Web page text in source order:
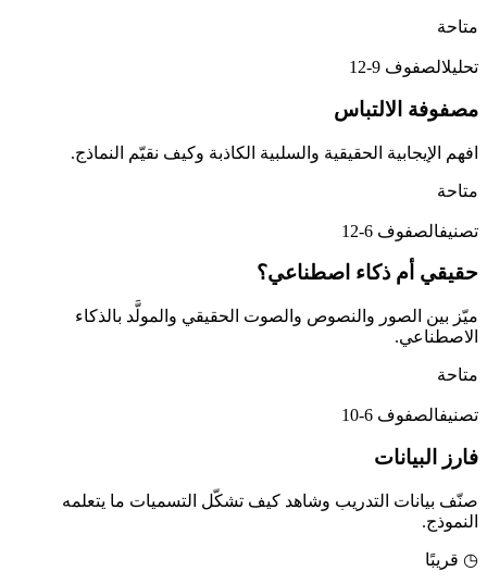
متاحة
تحليلالصفوف 9-12
مصفوفة الالتباس
افهم الإيجابية الحقيقية والسلبية الكاذبة وكيف نقيّم النماذج.
متاحة
تصنيفالصفوف 6-12
حقيقي أم ذكاء اصطناعي؟
ميّز بين الصور والنصوص والصوت الحقيقي والمولَّد بالذكاء
الاصطناعي.
متاحة
تصنيفالصفوف 6-10
فارز البيانات
صنّف بيانات التدريب وشاهد كيف تشكّل التسميات ما يتعلمه
النموذج.
◷ قريبًا